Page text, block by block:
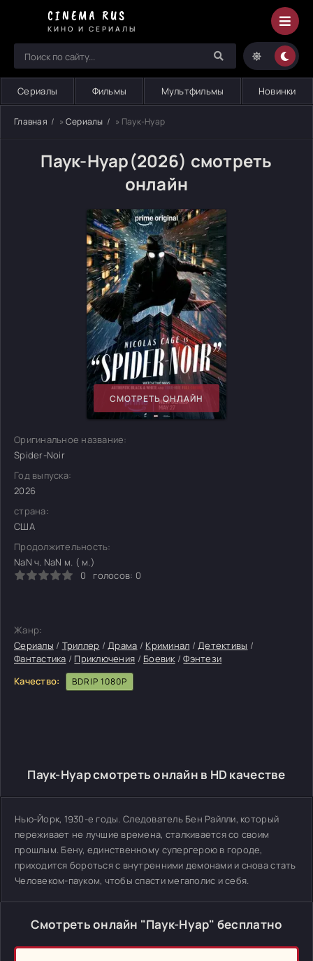
CINEMA RUS
КИНО И СЕРИАЛЫ
Сериалы Фильмы Мультфильмы Новинки
Главная » Сериалы » Паук-Нуар
Паук-Нуар(2026) смотреть
онлайн
СМОТРЕТЬ ОНЛАЙН
Оригинальное название:
Spider-Noir
Год выпуска:
2026
страна:
США
Продолжительность:
NaN ч. NaN м. ( м.)
0
голосов: 0
Жанр:
Сериалы / Триллер /Драма / Криминал /Детективы /
Фантастика / Приключения / Боевик/Фэнтези
Качество:
BDRIP 1080P
Паук-Нуар смотреть онлайн в HD качестве
Нью-Йорк, 1930-е годы. Следователь Бен Райлли, который
переживает не лучшие времена, сталкивается со своим
прошлым. Бену, единственному супергерою в городе,
приходится бороться с внутренними демонами и снова стать
Человеком-пауком, чтобы спасти мегаполис и себя.
Смотреть онлайн "Паук-Нуар" бесплатно